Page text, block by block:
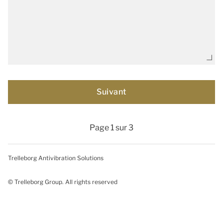
Page 1 sur 3
Trelleborg Antivibration Solutions
© Trelleborg Group. All rights reserved